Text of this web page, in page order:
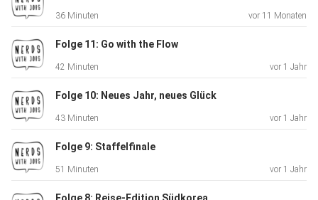
36 Minuten vor 11 Monaten
Folge 11: Go with the Flow
42 Minuten vor 1 Jahr
Folge 10: Neues Jahr, neues Glück
43 Minuten vor 1 Jahr
Folge 9: Staffelfinale
51 Minuten vor 1 Jahr